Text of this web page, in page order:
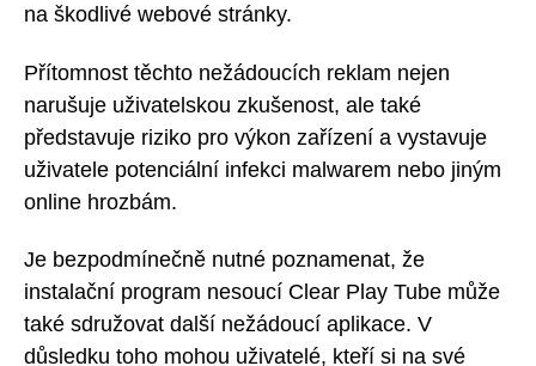
na škodlivé webové stránky.
Přítomnost těchto nežádoucích reklam nejen
narušuje uživatelskou zkušenost, ale také
představuje riziko pro výkon zařízení a vystavuje
uživatele potenciální infekci malwarem nebo jiným
online hrozbám.
Je bezpodmínečně nutné poznamenat, že
instalační program nesoucí Clear Play Tube může
také sdružovat další nežádoucí aplikace. V
důsledku toho mohou uživatelé, kteří si na své